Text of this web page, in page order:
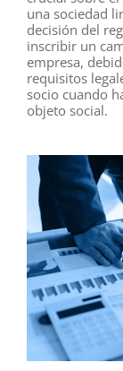
una sociedad
decisión del
inscribir un
empresa,
requisitos
socio cuando
objeto social.